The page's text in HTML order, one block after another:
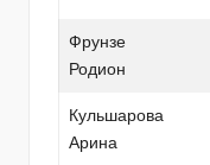
Фрунзе
Родион
Кульшарова
Арина